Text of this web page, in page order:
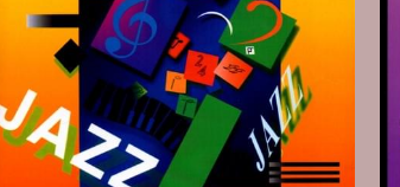
爵士鋼琴學大全--系列教材(七)-流行鋼